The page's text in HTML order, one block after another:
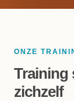
ONZE
Training
zichzelf